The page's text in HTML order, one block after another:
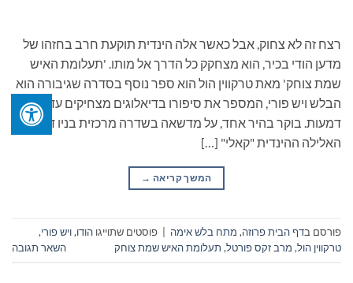
רצח זה לא צחוק, אבל כאשר אלה הינדית תוקעת חרב בחזהו של
מדען הודי בכיר, הוא מצחקק כל הדרך אל מותו. 'תעלומת האיש
שמת צוחק' מאת טרקווין הול הוא ספר נוסף בסדרה שגיבורה הוא
הבלש ויש פורי, המספר את סיפורו בדיאלוגים מצחיקים עד
דמעות. בוקר בהיר אחד, על מדשאה בשדרה מרכזית בניו דלהי,
האלילה ההינדית "קאלי" […]
המשך קריאה →
פורסם בדף הבית פרוזה, מתח בלש אימה פוסטים שתוייגו הודו,ויש פורי,
טרקווין הול, מרב זקס פורטל, תעלומת האיש שמת צוחק השאר תגובה